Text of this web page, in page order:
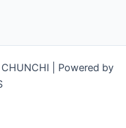
| Powered by